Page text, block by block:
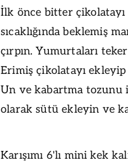
İlk önce bitter
sıcaklığında beklemiş
çırpın. Yumurtaları
Erimiş çikolatayı ekleyip
Un ve kabartma tozunu
olarak sütü ekleyin ve
Karışımı 6'lı mini kek